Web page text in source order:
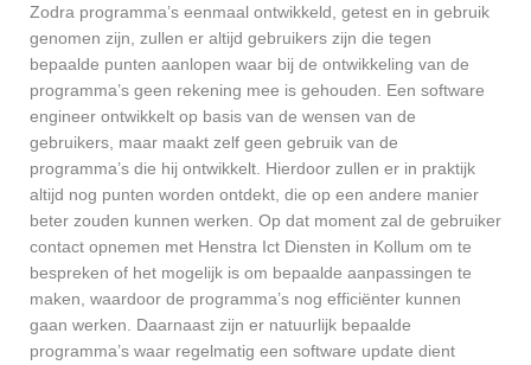
Zodra programma’s eenmaal ontwikkeld, getest en in gebruik
genomen zijn, zullen er altijd gebruikers zijn die tegen
bepaalde punten aanlopen waar bij de ontwikkeling van de
programma’s geen rekening mee is gehouden. Een software
engineer ontwikkelt op basis van de wensen van de
gebruikers, maar maakt zelf geen gebruik van de
programma’s die hij ontwikkelt. Hierdoor zullen er in praktijk
altijd nog punten worden ontdekt, die op een andere manier
beter zouden kunnen werken. Op dat moment zal de gebruiker
contact opnemen met Henstra Ict Diensten in Kollum om te
bespreken of het mogelijk is om bepaalde aanpassingen te
maken, waardoor de programma’s nog efficiënter kunnen
gaan werken. Daarnaast zijn er natuurlijk bepaalde
programma’s waar regelmatig een software update dient